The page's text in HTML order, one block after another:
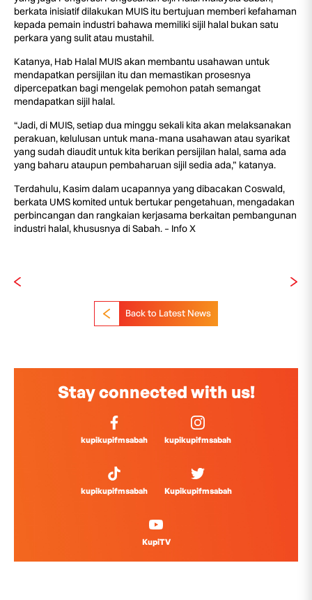
berkata inisiatif dilakukan MUIS itu bertujuan memberi kefahaman
kepada pemain industri bahawa memiliki sijil halal bukan satu
perkara yang sulit atau mustahil.
Katanya, Hab Halal MUIS akan membantu usahawan untuk
mendapatkan persijilan itu dan memastikan prosesnya
dipercepatkan bagi mengelak pemohon patah semangat
mendapatkan sijil halal.
“Jadi, di MUIS, setiap dua minggu sekali kita akan melaksanakan
perakuan, kelulusan untuk mana-mana usahawan atau syarikat
yang sudah diaudit untuk kita berikan persijilan halal, sama ada
yang baharu ataupun pembaharuan sijil sedia ada,” katanya.
Terdahulu, Kasim dalam ucapannya yang dibacakan Coswald,
berkata UMS komited untuk bertukar pengetahuan, mengadakan
perbincangan dan rangkaian kerjasama berkaitan pembangunan
industri halal, khususnya di Sabah. – Info X
Back to Latest News
Stay connected with us!
kupikupifmsabah kupikupifmsabah
kupikupifmsabah Kupikupifmsabah
KupiTV